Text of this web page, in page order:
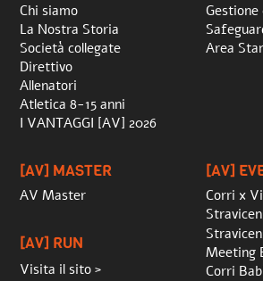
Chi siamo
La Nostra Storia
Società collegate
Direttivo
Allenatori
Atletica 8-15 anni
I VANTAGGI [AV] 2026
Area
[AV] MASTER
AV Master
[AV] RUN
Visita il sito >
[AV]
Corri x
Meeting
Corri